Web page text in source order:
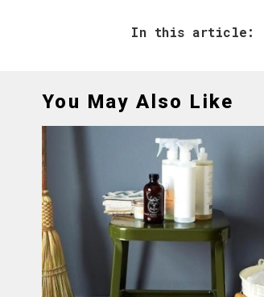
In this article:
You May Also Like